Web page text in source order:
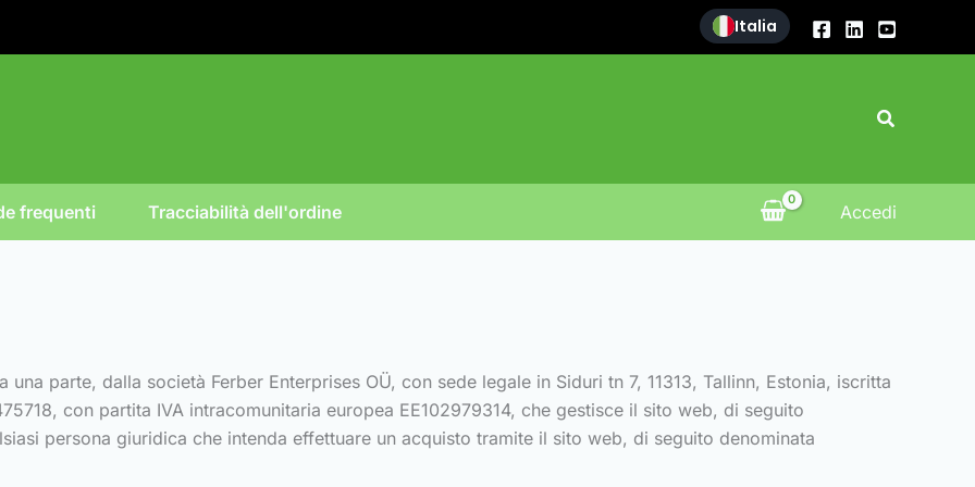
Italia
Cerca
frequenti Tracciabilità dell'ordine Accedi
parte, dalla società Ferber Enterprises OÜ, con sede legale in Siduri tn 7, 11313, Tallinn, Estonia, iscritta
con partita IVA intracomunitaria europea EE102979314, che gestisce il sito web, di seguito
persona giuridica che intenda effettuare un acquisto tramite il sito web, di seguito denominata